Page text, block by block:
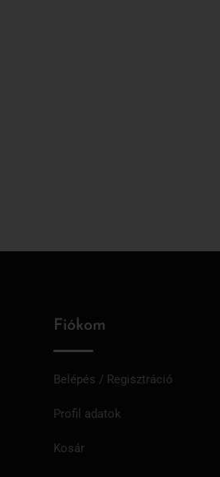
Fiókom
Belépés / Regisztráció
Profil adatok
Kosár